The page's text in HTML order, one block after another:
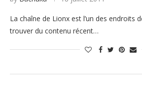
La chaîne de Lionx est l’un des endroits
trouver du contenu récent…